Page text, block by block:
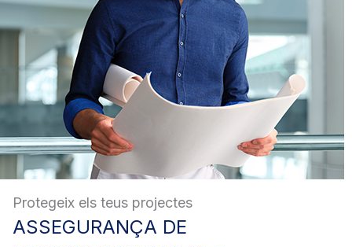
Protegeix els teus projectes
ASSEGURANÇA DE